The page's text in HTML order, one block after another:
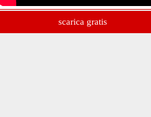
scarica gratis